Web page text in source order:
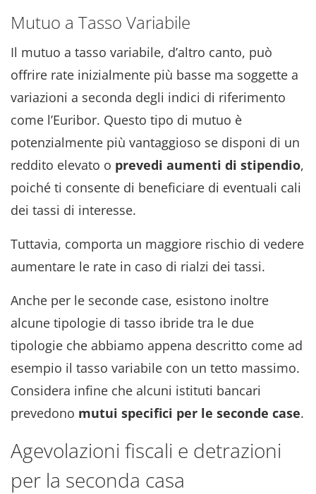
Mutuo a Tasso Variabile
Il mutuo a tasso variabile, d’altro canto, può
offrire rate inizialmente più basse ma soggette a
variazioni a seconda degli indici di riferimento
come l’Euribor. Questo tipo di mutuo è
potenzialmente più vantaggioso se disponi di un
reddito elevato o prevedi aumenti di stipendio,
poiché ti consente di beneficiare di eventuali cali
dei tassi di interesse.
Tuttavia, comporta un maggiore rischio di vedere
aumentare le rate in caso di rialzi dei tassi.
Anche per le seconde case, esistono inoltre
alcune tipologie di tasso ibride tra le due
tipologie che abbiamo appena descritto come ad
esempio il tasso variabile con un tetto massimo.
Considera infine che alcuni istituti bancari
prevedono mutui specifici per le seconde case.
Agevolazioni fiscali e detrazioni
per la seconda casa